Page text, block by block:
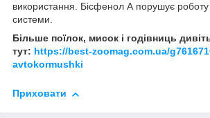
використання. Бісфенол А порушує
системи.
Більше поїлок, мисок і годівниць
тут: https://best-zoomag.com.ua/
avtokormushki
Приховати